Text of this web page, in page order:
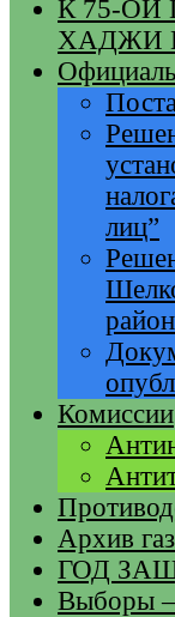
К 75-
ХАДЖИ
лиц”
Комиссии
Архив
ГОД
Выборы